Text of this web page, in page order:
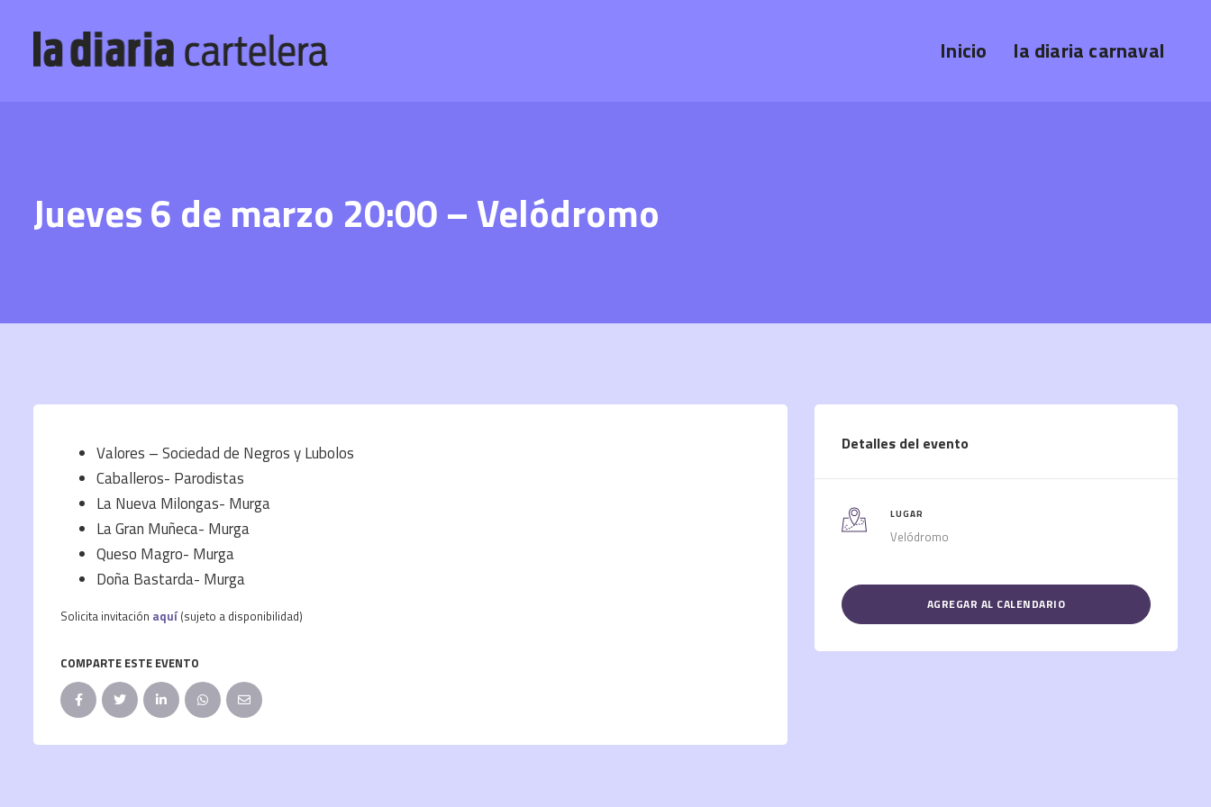
Inicio la diaria carnaval
Jueves 6 de marzo 20:00 – Velódromo
Valores – Sociedad de Negros y Lubolos
Caballeros- Parodistas
La Nueva Milongas- Murga
La Gran Muñeca- Murga
Queso Magro- Murga
Doña Bastarda- Murga
Solicita invitación aquí (sujeto a disponibilidad)
COMPARTE ESTE EVENTO
Detalles del evento
LUGAR
Velódromo
AGREGAR AL CALENDARIO